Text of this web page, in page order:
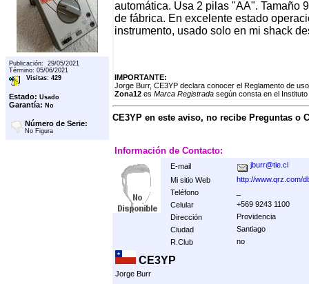
Publicación: 29/05/2021
Término: 05/06/2021
Visitas: 429
Estado: Usado
Garantía: No
Número de Serie:
No Figura
automática. Usa 2 pilas "AA". Tamaño
de fábrica. En excelente estado
instrumento, usado solo en mi shack
IMPORTANTE:
Jorge Burr, CE3YP declara conocer el Reglamento de
Zona12 es Marca Registrada según consta en el
CE3YP en este aviso, no recibe Preguntas o
Información de Contacto:
E-mail
jburr@tie.cl
Mi sitio Web
http://www.qrz.com/
Teléfono
Celular
+569 9243 1100
Dirección
Providencia
Ciudad
Santiago
R.Club
no
CE3YP
Jorge Burr